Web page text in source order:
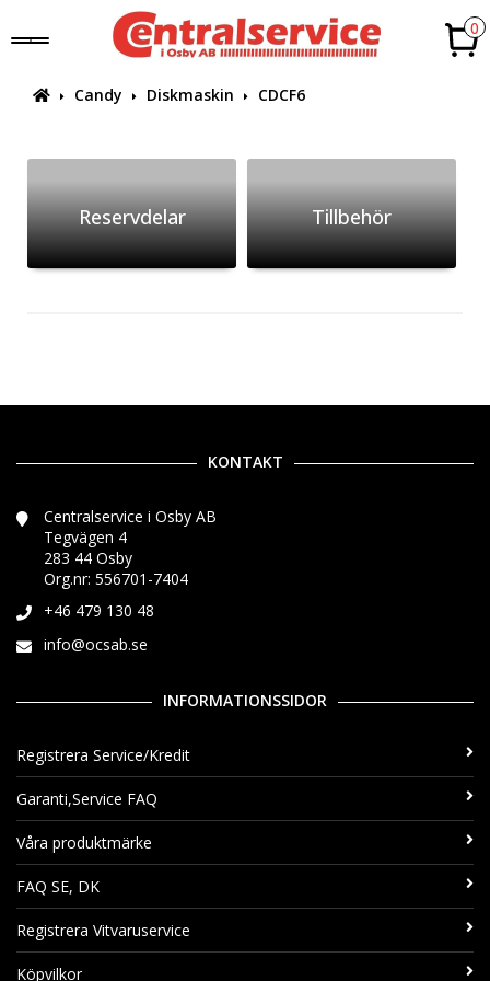
0
Candy Diskmaskin CDCF6
Reservdelar Tillbehör
KONTAKT
Centralservice i Osby AB
Tegvägen 4
283 44 Osby
Org.nr: 556701-7404
+46 479 130 48
info@ocsab.se
INFORMATIONSSIDOR
Registrera Service/Kredit
Garanti,Service FAQ
Våra produktmärke
FAQ SE, DK
Registrera Vitvaruservice
Köpvilkor